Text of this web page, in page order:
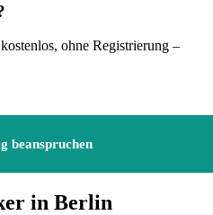
ohne Registrierung –
beanspruchen
in Berlin